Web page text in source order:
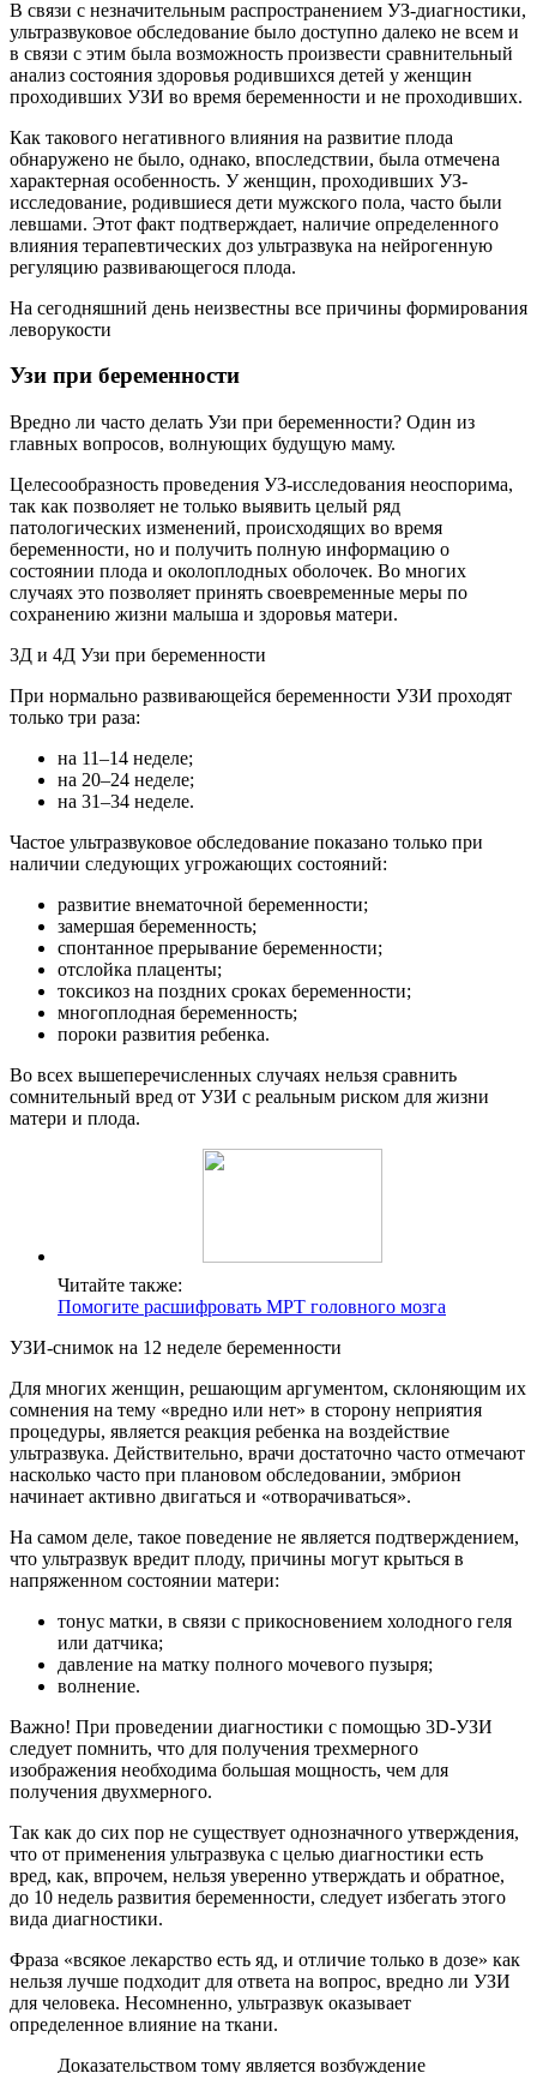
В связи с незначительным распространением УЗ-диагностики,
ультразвуковое обследование было доступно далеко не всем и
в связи с этим была возможность произвести сравнительный
анализ состояния здоровья родившихся детей у женщин
проходивших УЗИ во время беременности и не проходивших.
Как такового негативного влияния на развитие плода
обнаружено не было, однако, впоследствии, была отмечена
характерная особенность. У женщин, проходивших УЗ-
исследование, родившиеся дети мужского пола, часто были
левшами. Этот факт подтверждает, наличие определенного
влияния терапевтических доз ультразвука на нейрогенную
регуляцию развивающегося плода.
На сегодняшний день неизвестны все причины формирования
леворукости
Узи при беременности
Вредно ли часто делать Узи при беременности? Один из
главных вопросов, волнующих будущую маму.
Целесообразность проведения УЗ-исследования неоспорима,
так как позволяет не только выявить целый ряд
патологических изменений, происходящих во время
беременности, но и получить полную информацию о
состоянии плода и околоплодных оболочек. Во многих
случаях это позволяет принять своевременные меры по
сохранению жизни малыша и здоровья матери.
3Д и 4Д Узи при беременности
При нормально развивающейся беременности УЗИ проходят
только три раза:
на 11–14 неделе;
на 20–24 неделе;
на 31–34 неделе.
Частое ультразвуковое обследование показано только при
наличии следующих угрожающих состояний:
развитие внематочной беременности;
замершая беременность;
спонтанное прерывание беременности;
отслойка плаценты;
токсикоз на поздних сроках беременности;
многоплодная беременность;
пороки развития ребенка.
Во всех вышеперечисленных случаях нельзя сравнить
сомнительный вред от УЗИ с реальным риском для жизни
матери и плода.
Читайте также:
Помогите расшифровать МРТ головного мозга
УЗИ-снимок на 12 неделе беременности
Для многих женщин, решающим аргументом, склоняющим их
сомнения на тему «вредно или нет» в сторону неприятия
процедуры, является реакция ребенка на воздействие
ультразвука. Действительно, врачи достаточно часто отмечают
насколько часто при плановом обследовании, эмбрион
начинает активно двигаться и «отворачиваться».
На самом деле, такое поведение не является подтверждением,
что ультразвук вредит плоду, причины могут крыться в
напряженном состоянии матери:
тонус матки, в связи с прикосновением холодного геля
или датчика;
давление на матку полного мочевого пузыря;
волнение.
Важно! При проведении диагностики с помощью 3D-УЗИ
следует помнить, что для получения трехмерного
изображения необходима большая мощность, чем для
получения двухмерного.
Так как до сих пор не существует однозначного утверждения,
что от применения ультразвука с целью диагностики есть
вред, как, впрочем, нельзя уверенно утверждать и обратное,
до 10 недель развития беременности, следует избегать этого
вида диагностики.
Фраза «всякое лекарство есть яд, и отличие только в дозе» как
нельзя лучше подходит для ответа на вопрос, вредно ли УЗИ
для человека. Несомненно, ультразвук оказывает
определенное влияние на ткани.
Доказательством тому является возбуждение